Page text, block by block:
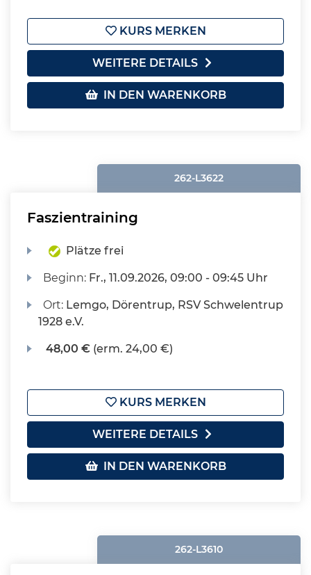
KURS MERKEN
WEITERE DETAILS
IN DEN WARENKORB
262-L3622
Faszientraining
Plätze frei
Beginn: Fr., 11.09.2026, 09:00 - 09:45 Uhr
Ort: Lemgo, Dörentrup, RSV Schwelentrup
1928 e.V.
48,00 € (erm. 24,00 €)
KURS MERKEN
WEITERE DETAILS
IN DEN WARENKORB
262-L3610